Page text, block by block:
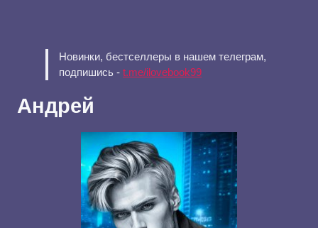
Новинки, бестселлеры в нашем телеграм,
подпишись - t.me/ilovebook99
Андрей